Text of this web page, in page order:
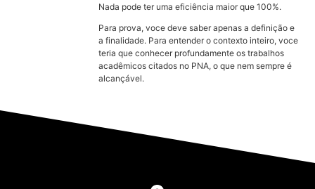
Nada pode ter uma eficiência maior que 100%.
Para prova, voce deve saber apenas a definição e
a finalidade. Para entender o contexto inteiro, voce
teria que conhecer profundamente os trabalhos
acadêmicos citados no PNA, o que nem sempre é
alcançável.